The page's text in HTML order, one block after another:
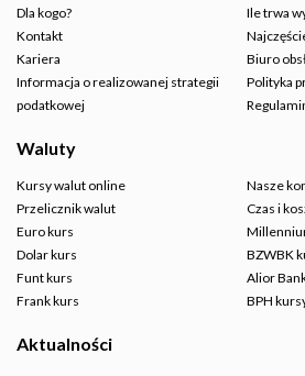
Dla kogo?
Kontakt
Kariera
Informacja o realizowanej strategii
podatkowej
Ile trwa
Biuro
Polityka
Waluty
Kursy walut online
Przelicznik walut
Euro kurs
Dolar kurs
Funt kurs
Frank kurs
Nasze
Czas i
BZWBK
Alior
BPH
Aktualności